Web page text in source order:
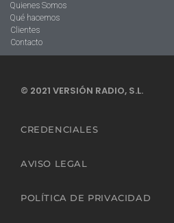
Quienes Somos
Qué hacemos
Clientes
Contacto
© 2021 VERSIÓN RADIO, S.L.
CREDENCIALES
AVISO LEGAL
POLÍTICA DE PRIVACIDAD